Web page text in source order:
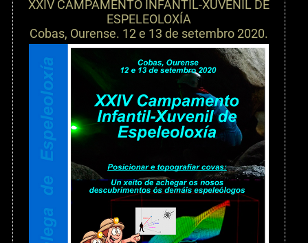
XXIV CAMPAMENTO INFANTIL-XUVENIL DE
ESPELEOLOXÍA
Cobas, Ourense. 12 e 13 de setembro 2020.